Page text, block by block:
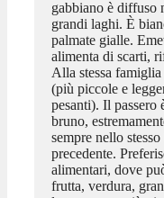
gabbiano è diffuso
grandi laghi. È
palmate gialle.
alimenta di scarti,
Alla stessa
(più piccole e
pesanti). Il
bruno,
sempre nello
precedente.
alimentari, dove
frutta, verdura,